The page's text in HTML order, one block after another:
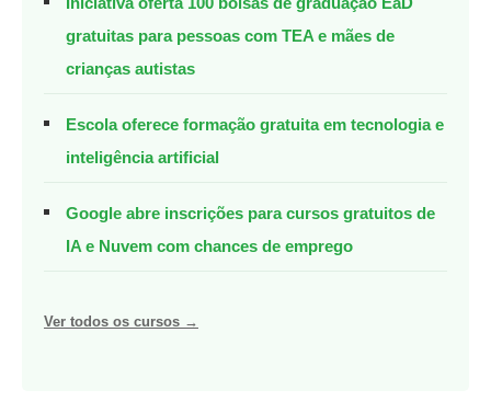
gratuitas para pessoas com TEA e mães de
crianças autistas
Escola oferece formação gratuita em tecnologia e
inteligência artificial
Google abre inscrições para cursos gratuitos de
IA e Nuvem com chances de emprego
Ver todos os cursos →